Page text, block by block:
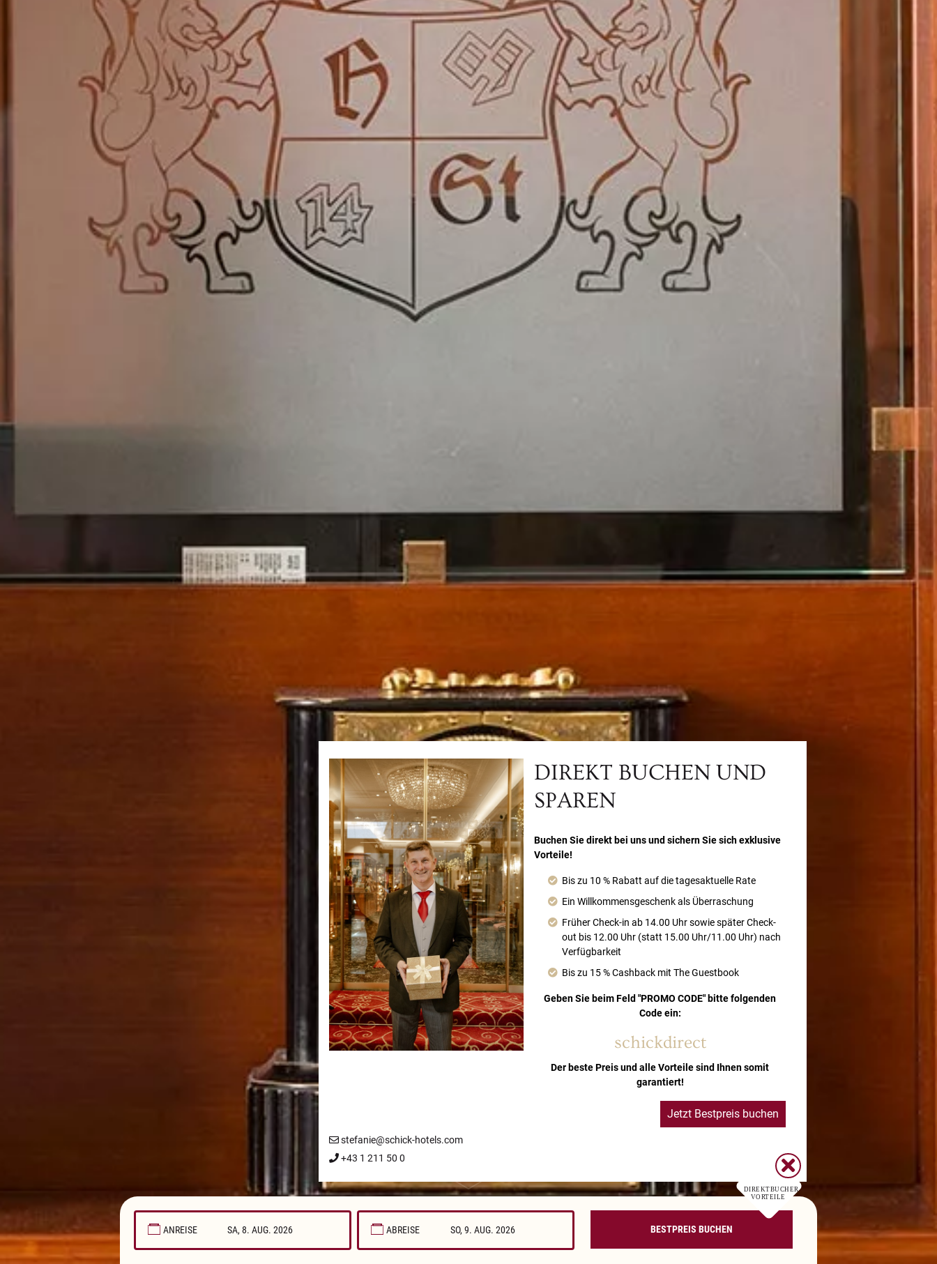
DIREKTBUCHER
VORTEILE
DIREKT BUCHEN UND
SPAREN
Buchen Sie direkt bei uns und sichern Sie sich exklusive
Vorteile!
Bis zu 10 % Rabatt auf die tagesaktuelle Rate
Ein Willkommensgeschenk als Überraschung
Früher Check-in ab 14.00 Uhr sowie später Check-
out bis 12.00 Uhr (statt 15.00 Uhr/11.00 Uhr) nach
Verfügbarkeit
Bis zu 15 % Cashback mit The Guestbook
Geben Sie beim Feld "PROMO CODE" bitte folgenden
Code ein:
schickdirect
Der beste Preis und alle Vorteile sind Ihnen somit
garantiert!
Jetzt Bestpreis buchen
stefanie@schick-hotels.com
+43 1 211 50 0
ANREISE
August 2026
ABREISE
August 2026
BESTPREIS BUCHEN